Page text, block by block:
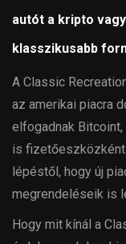
autót a kripto
klasszikusabb
A Classic
az amerikai piacra
elfogadnak
is
lépéstől, hogy új
megrendeléseik is
Hogy mit kínál a